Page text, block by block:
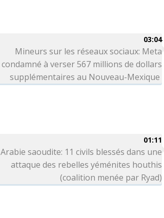
03:04
Mineurs sur les réseaux sociaux: Meta
condamné à verser 567 millions de dollars
supplémentaires au Nouveau-Mexique
01:11
Arabie saoudite: 11 civils blessés dans une
attaque des rebelles yéménites houthis
(coalition menée par Ryad)